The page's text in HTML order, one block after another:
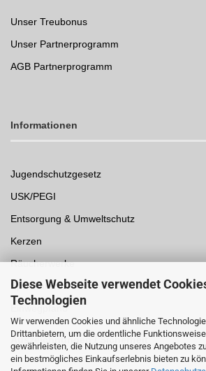
Diese Webseite verwendet
Technologien
Wir verwenden Cookies und ähnliche
Drittanbietern, um die ordentliche
gewährleisten, die Nutzung unseres Angebotes
ein bestmögliches Einkaufserlebnis bieten zu
Unser Treubonus
Unser Partnerprogramm
AGB Partnerprogramm
Informationen
Jugendschutzgesetz
USK/PEGI
Entsorgung & Umweltschutz
Kerzen
Räucherwerke
Spielwaren
Einwegpfand
Auszeichnungen /Sicherheit